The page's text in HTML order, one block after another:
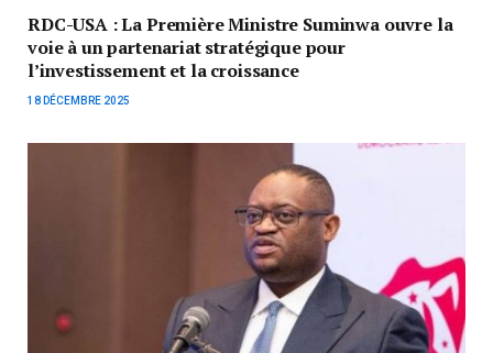
RDC-USA : La Première Ministre Suminwa ouvre la
voie à un partenariat stratégique pour
l’investissement et la croissance
18 DÉCEMBRE 2025